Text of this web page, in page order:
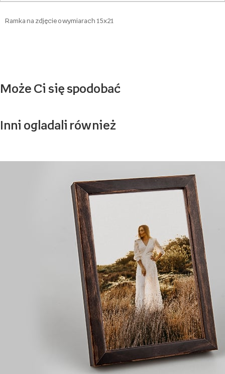
Ramka na zdjęcie o wymiarach 15x21
Może Ci się spodobać
Inni ogladali również